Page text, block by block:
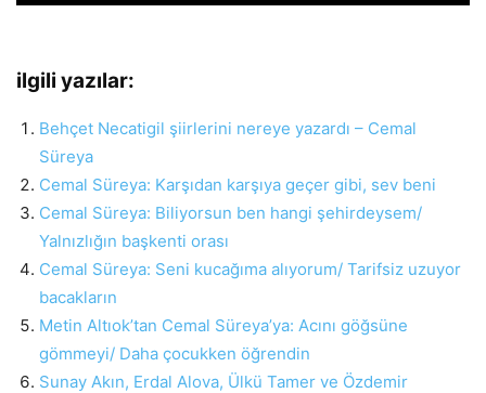
ilgili yazılar:
Behçet Necatigil şiirlerini nereye yazardı – Cemal
Süreya
Cemal Süreya: Karşıdan karşıya geçer gibi, sev beni
Cemal Süreya: Biliyorsun ben hangi şehirdeysem/
Yalnızlığın başkenti orası
Cemal Süreya: Seni kucağıma alıyorum/ Tarifsiz uzuyor
bacakların
Metin Altıok’tan Cemal Süreya’ya: Acını göğsüne
gömmeyi/ Daha çocukken öğrendin
Sunay Akın, Erdal Alova, Ülkü Tamer ve Özdemir